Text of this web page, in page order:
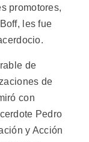
promotores,
les fue
de
de
con
Pedro
y Acción